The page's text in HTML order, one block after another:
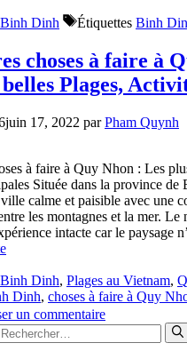
Binh Dinh Étiquettes Binh
choses à faire à
Plages,
juin 17, 2022 parPham Quynh
à faire à Quy Nhon : Les
Située dans la province
calme et paisible avec une
les montagnes et la mer.
intacte car le paysage
Binh Dinh, Plages au Vietnam,
Dinh, choses à faire à Quy
un commentaire